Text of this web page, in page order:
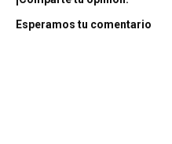
Esperamos tu comentario